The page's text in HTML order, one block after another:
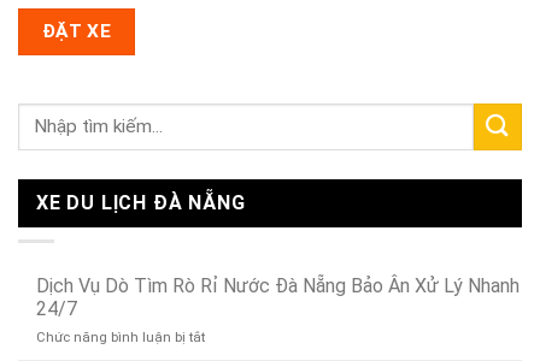
XE DU LỊCH ĐÀ NẴNG
Dịch Vụ Dò Tìm Rò Rỉ Nước Đà Nẵng Bảo Ân Xử Lý Nhanh
24/7
Chức năng bình luận bị tắtở